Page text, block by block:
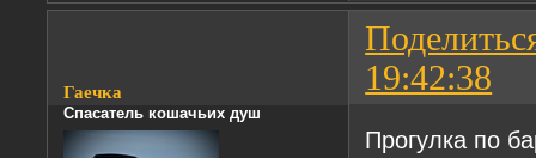
19:42:38
Гаечка
Спасатель кошачьих душ
Прогулка по